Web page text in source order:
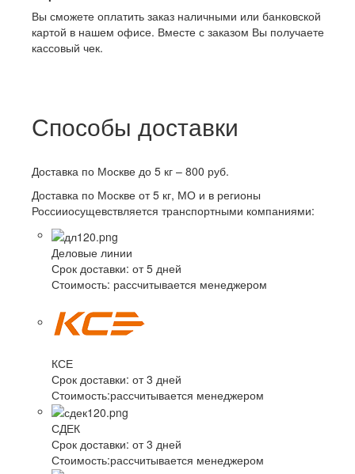
Вы сможете оплатить заказ наличными или банковской
картой в нашем офисе. Вместе с заказом Вы получаете
кассовый чек.
Способы доставки
Доставка по Москве до 5 кг – 800 руб.
Доставка по Москве от 5 кг, МО и в регионы
Россииосущевствляется транспортными компаниями:
Деловые линии
Срок доставки: от 5 дней
Стоимость: рассчитывается менеджером
КСЕ
Срок доставки: от 3 дней
Стоимость:рассчитывается менеджером
СДЕК
Срок доставки: от 3 дней
Стоимость:рассчитывается менеджером